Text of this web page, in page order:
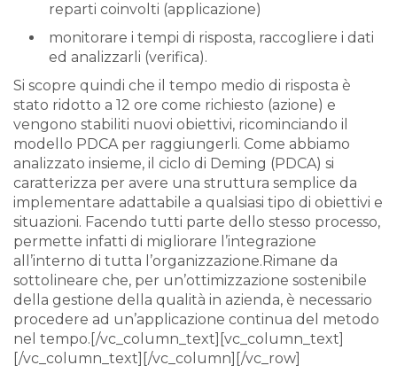
reparti coinvolti (applicazione)
monitorare i tempi di risposta, raccogliere i dati
ed analizzarli (verifica).
Si scopre quindi che il tempo medio di risposta è
stato ridotto a 12 ore come richiesto (azione) e
vengono stabiliti nuovi obiettivi, ricominciando il
modello PDCA per raggiungerli. Come abbiamo
analizzato insieme, il ciclo di Deming (PDCA) si
caratterizza per avere una struttura semplice da
implementare adattabile a qualsiasi tipo di obiettivi e
situazioni. Facendo tutti parte dello stesso processo,
permette infatti di migliorare l’integrazione
all’interno di tutta l’organizzazione.Rimane da
sottolineare che, per un’ottimizzazione sostenibile
della gestione della qualità in azienda, è necessario
procedere ad un’applicazione continua del metodo
nel tempo.[/vc_column_text][vc_column_text]
[/vc_column_text][/vc_column][/vc_row]